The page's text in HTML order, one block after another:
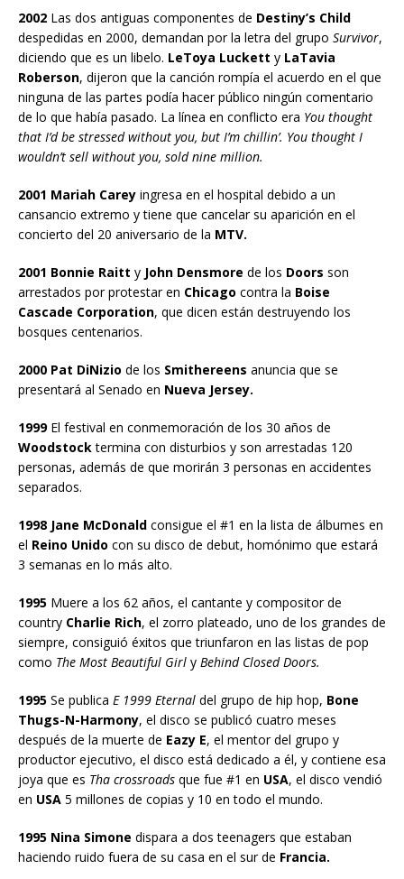
2002 Las dos antiguas componentes de Destiny’s Child
despedidas en 2000, demandan por la letra del grupo Survivor,
diciendo que es un libelo. LeToya Luckett y LaTavia
Roberson, dijeron que la canción rompía el acuerdo en el que
ninguna de las partes podía hacer público ningún comentario
de lo que había pasado. La línea en conflicto era You thought
that I’d be stressed without you, but I’m chillin’. You thought I
wouldn’t sell without you, sold nine million.
2001 Mariah Carey ingresa en el hospital debido a un
cansancio extremo y tiene que cancelar su aparición en el
concierto del 20 aniversario de la MTV.
2001 Bonnie Raitt y John Densmore de los Doors son
arrestados por protestar en Chicago contra la Boise
Cascade Corporation, que dicen están destruyendo los
bosques centenarios.
2000 Pat DiNizio de los Smithereens anuncia que se
presentará al Senado en Nueva Jersey.
1999El festival en conmemoración de los 30 años de
Woodstocktermina con disturbios y son arrestadas 120
personas, además de que morirán 3 personas en accidentes
separados.
1998 Jane McDonald consigue el #1 en la lista de álbumes en
el Reino Unido con su disco de debut, homónimo que estará
3 semanas en lo más alto.
1995 Muere a los 62 años, el cantante y compositor de
country Charlie Rich, el zorro plateado, uno de los grandes de
siempre, consiguió éxitos que triunfaron en las listas de pop
como The Most Beautiful Girl y Behind Closed Doors.
1995 Se publica E 1999 Eternal del grupo de hip hop, Bone
Thugs-N-Harmony, el disco se publicó cuatro meses
después de la muerte de Eazy E, el mentor del grupo y
productor ejecutivo, el disco está dedicado a él, y contiene esa
joya que es Tha crossroads que fue #1 en USA, el disco vendió
en USA 5 millones de copias y 10 en todo el mundo.
1995 Nina Simone dispara a dos teenagers que estaban
haciendo ruido fuera de su casa en el sur de Francia.